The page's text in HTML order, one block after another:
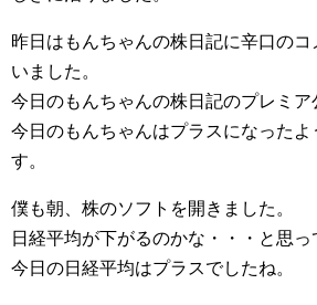
昨日はもんちゃんの株日記に辛口のコ
いました。
今日のもんちゃんの株日記のプレミア
今日のもんちゃんはプラスになった
す。
僕も朝、株のソフトを開きました。
日経平均が下がるのかな・・・と思っ
今日の日経平均はプラスでしたね。